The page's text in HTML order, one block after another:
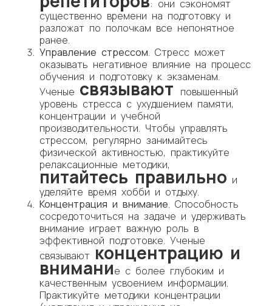
: они сэкономят
существенно времени на подготовку и
разложат по полочкам все непонятное
ранее.
Управление стрессом. Стресс может
оказывать негативное влияние на процесс
обучения и подготовку к экзаменам.
Ученые связывают повышенный
уровень стресса с ухудшением памяти,
концентрации и учебной
производительности. Чтобы управлять
стрессом, регулярно занимайтесь
физической активностью, практикуйте
релаксационные методики,
питайтесь правильно и
уделяйте время хобби и отдыху.
Концентрация и внимание. Способность
сосредоточиться на задаче и удерживать
внимание играет важную роль в
эффективной подготовке. Ученые
связывают концентрацию и
внимание с более глубоким и
качественным усвоением информации.
Практикуйте методики концентрации